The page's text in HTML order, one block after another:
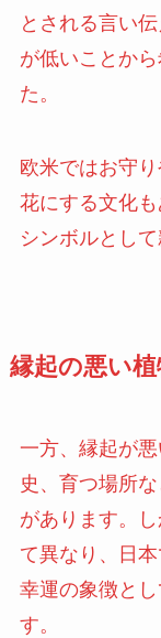
とされる言い
が低いことか
た。
欧米ではお守
花にする文化
シンボルとして
縁起の悪い
一方、縁起が
史、育つ場所
があります。
て異なり、日
幸運の象徴と
す。